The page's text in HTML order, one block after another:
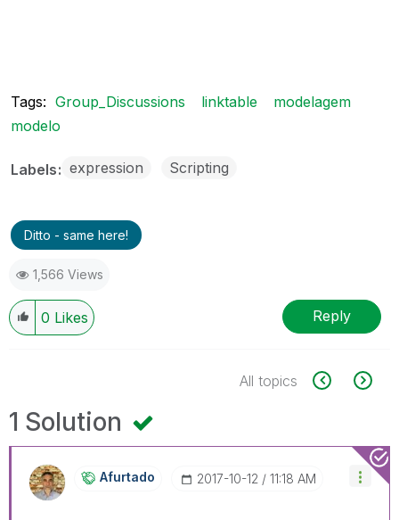
Tags: Group_Discussions linktable
modelagem
modelo
Labels expression Scripting
Ditto - same here!
1,566 Views
0 Likes Reply
All topics
1 Solution
Afurtado ‎2017-10-12 11:18 AM